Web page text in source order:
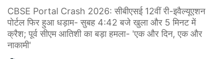
CBSE Portal Crash 2026: सीबीएसई 12वीं री-इवैल्यूएशन
पोर्टल फिर हुआ धड़ाम- सुबह 4:42 बजे खुला और 5 मिनट में
क्रैश; पूर्व सीएम आतिशी का बड़ा हमला- 'एक और दिन, एक और
नाकामी'